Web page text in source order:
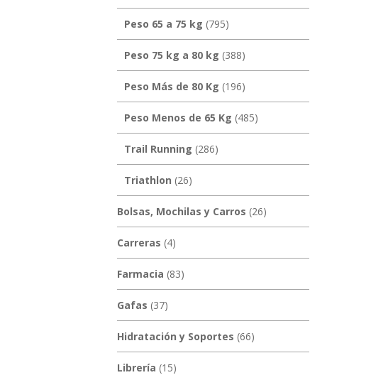
Peso 65 a 75 kg (795)
Peso 75 kg a 80 kg (388)
Peso Más de 80 Kg (196)
Peso Menos de 65 Kg (485)
Trail Running (286)
Triathlon (26)
Bolsas, Mochilas y Carros (26)
Carreras (4)
Farmacia (83)
Gafas (37)
Hidratación y Soportes (66)
Librería (15)